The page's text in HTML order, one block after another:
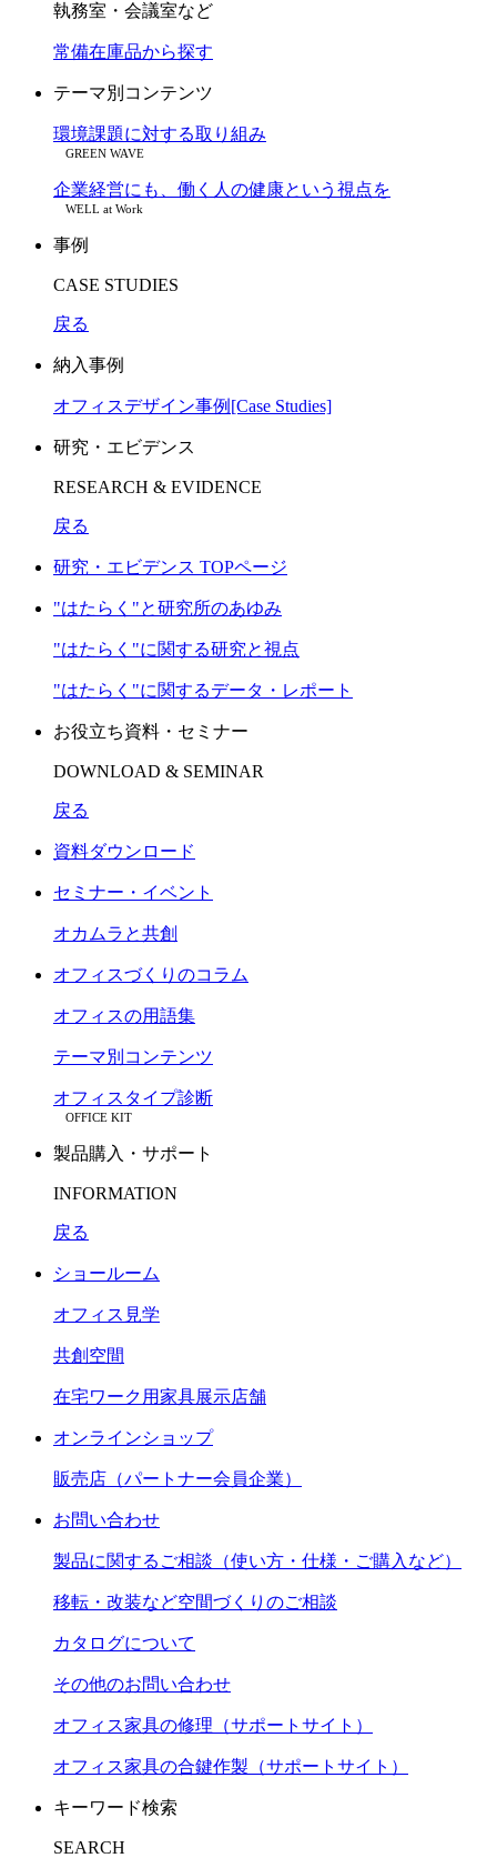
執務室・会議室など
常備在庫品から探す
テーマ別コンテンツ
環境課題に対する取り組み
GREEN WAVE
企業経営にも、働く人の健康という視点を
WELL at Work
事例
CASE STUDIES
戻る
納入事例
オフィスデザイン事例[Case Studies]
研究・エビデンス
RESEARCH & EVIDENCE
戻る
研究・エビデンス TOPページ
"はたらく"と研究所のあゆみ
"はたらく"に関する研究と視点
"はたらく"に関するデータ・レポート
お役立ち資料・セミナー
DOWNLOAD & SEMINAR
戻る
資料ダウンロード
セミナー・イベント
オカムラと共創
オフィスづくりのコラム
オフィスの用語集
テーマ別コンテンツ
オフィスタイプ診断
OFFICE KIT
製品購入・サポート
INFORMATION
戻る
ショールーム
オフィス見学
共創空間
在宅ワーク用家具展示店舗
オンラインショップ
販売店（パートナー会員企業）
お問い合わせ
製品に関するご相談（使い方・仕様・ご購入など）
移転・改装など空間づくりのご相談
カタログについて
その他のお問い合わせ
オフィス家具の修理（サポートサイト）
オフィス家具の合鍵作製（サポートサイト）
キーワード検索
SEARCH